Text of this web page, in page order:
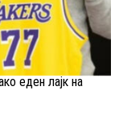
еден лајк на